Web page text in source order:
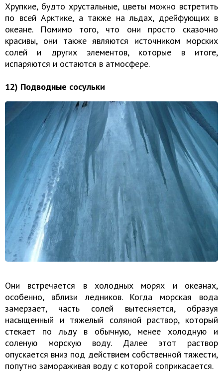
Хрупкие, будто хрустальные, цветы можно встретить
по всей Арктике, а также на льдах, дрейфующих в
океане. Помимо того, что они просто сказочно
красивы, они также являются источником морских
солей и других элементов, которые в итоге,
испаряются и остаются в атмосфере.
12) Подводные сосульки
Они встречается в холодных морях и океанах,
особенно, вблизи ледников. Когда морская вода
замерзает, часть солей вытесняется, образуя
насыщенный и тяжелый соляной раствор, который
стекает по льду в обычную, менее холодную и
соленую морскую воду. Далее этот раствор
опускается вниз под действием собственной тяжести,
попутно замораживая воду с которой соприкасается.